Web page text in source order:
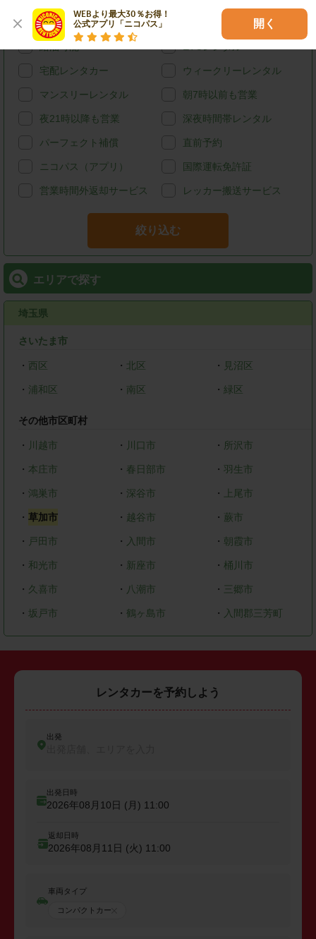
WEBより最大30％お得！
公式アプリ「ニコパス」
開く
カード決済
給油可能 ETCレンタル
宅配レンタカー ウィークリーレンタル
マンスリーレンタル 朝7時以前も営業
夜21時以降も営業 深夜時間帯レンタル
パーフェクト補償 直前予約
ニコパス（アプリ） 国際運転免許証
営業時間外返却サービス レッカー搬送サービス
絞り込む
エリアで探す
埼玉県
さいたま市
・ 西区 ・ 北区 ・ 見沼区
・ 浦和区 ・ 南区 ・緑区
その他市区町村
・ 川越市 ・ 川口市 ・ 所沢市
・ 本庄市 ・ 春日部市 ・羽生市
・ 鴻巣市 ・ 深谷市 ・ 上尾市
・ 草加市 ・ 越谷市 ・ 蕨市
・ 戸田市 ・ 入間市 ・ 朝霞市
・ 和光市 ・ 新座市 ・ 桶川市
・ 久喜市 ・ 八潮市 ・ 三郷市
・ 坂戸市 ・ 鶴ヶ島市 ・ 入間郡三芳町
レンタカーを予約しよう
出発
出発日時
2026年08月10日 (月) 11:00
返却日時
2026年08月11日 (火) 11:00
車両タイプ
コンパクトカー